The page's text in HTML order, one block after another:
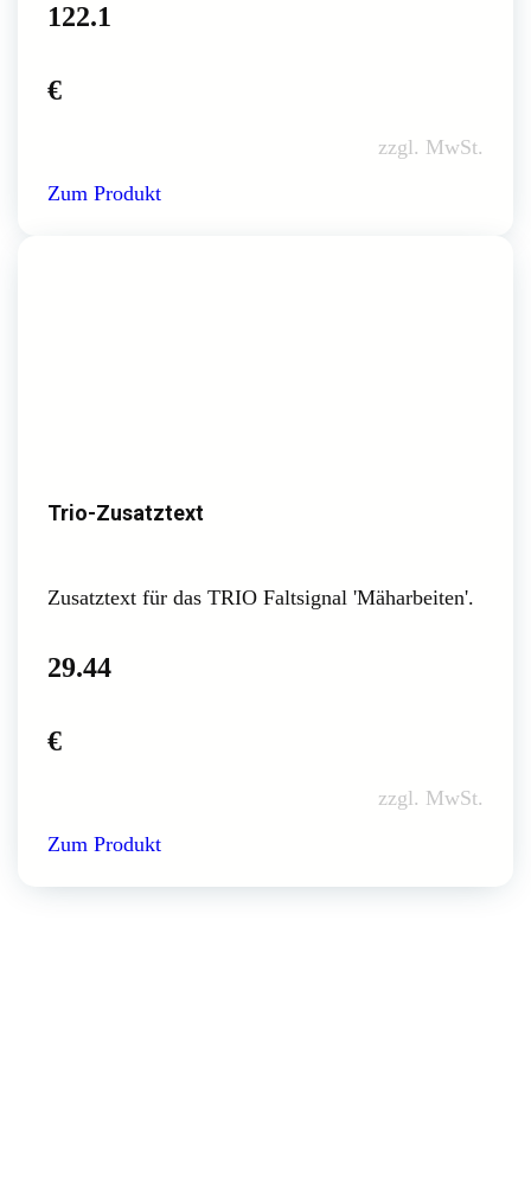
122.1
€
zzgl. MwSt.
Zum Produkt
Trio-Zusatztext
Zusatztext für das TRIO Faltsignal 'Mäharbeiten'.
29.44
€
zzgl. MwSt.
Zum Produkt